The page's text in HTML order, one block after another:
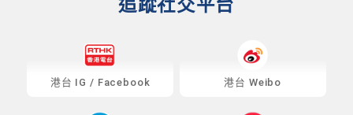
追蹤社交平台
港台 IG / Facebook 港台 Weibo